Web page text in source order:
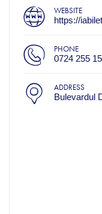
WEBSITE
https://
PHONE
0724 255
ADDRESS
Bulevardul